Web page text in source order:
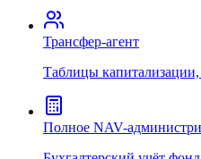
Трансфер-агент
Таблицы
Полное NAV-